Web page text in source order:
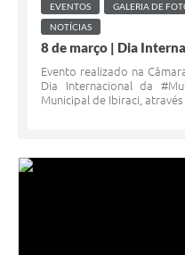
EVENTOS
GALERIA DE
NOTÍCIAS
8 de março | Dia
Evento realizado na
Dia Internacional da
Municipal de Ibiraci,